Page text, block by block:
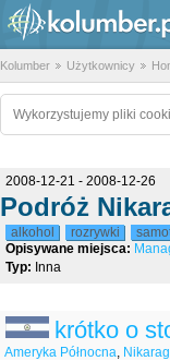
Kolumber Użytkownicy
Wykorzystujemy pliki
2008-12-21 - 2008-12-26
Podróż
alkohol rozrywki
Opisywane miejsca:
Typ: Inna
krótko o
Ameryka Północna,